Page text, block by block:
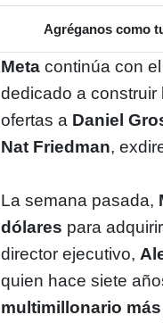
Agréganos como
Meta continúa con
dedicado a
ofertas a Daniel
Nat Friedman,
La semana pasada,
dólares para
director ejecutivo,
quien hace siete
multimillonario